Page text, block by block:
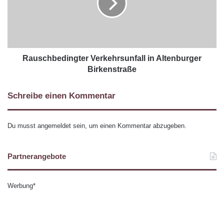
Rauschbedingter Verkehrsunfall in Altenburger
Birkenstraße
Schreibe einen Kommentar
Du musst angemeldet sein, um einen Kommentar abzugeben.
Partnerangebote
Werbung*